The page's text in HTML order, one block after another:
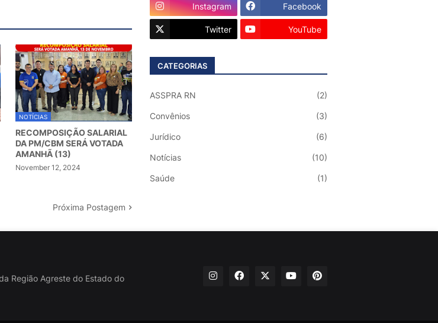
NOTÍCIAS
RECOMPOSIÇÃO SALARIAL
DA PM/CBM SERÁ VOTADA
AMANHÃ (13)
November 12, 2024
Próxima Postagem
Instagram Facebook
Twitter YouTube
CATEGORIAS
ASSPRA RN (2)
Convênios (3)
Jurídico (6)
Notícias (10)
Saúde (1)
Região Agreste do Estado do